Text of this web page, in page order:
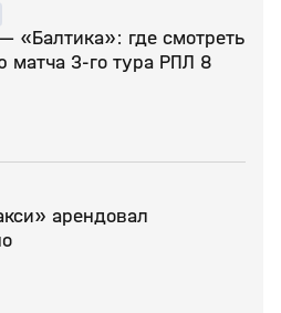
«Балтика»: где смотреть
3‑го тура РПЛ 8
арендовал